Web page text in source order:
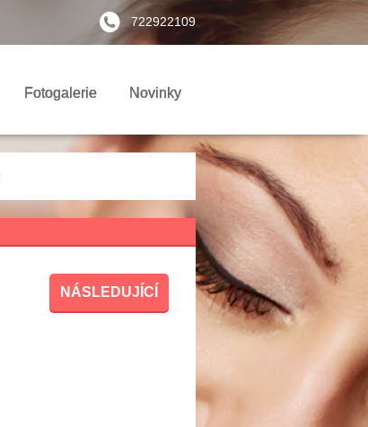
722922109
Fotogalerie Novinky
NÁSLEDUJÍCÍ